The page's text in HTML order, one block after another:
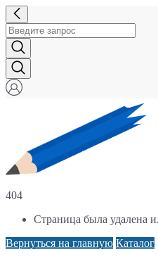
404
Страница была удалена
Вернуться на главную Каталог